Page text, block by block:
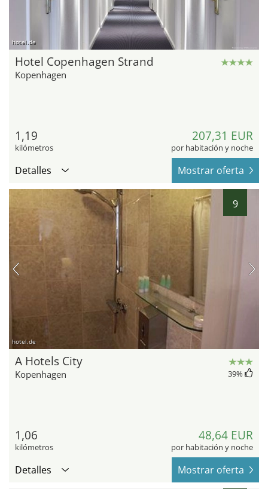
hotel.de
Hotel Copenhagen Strand
Kopenhagen
1,19
kilómetros
207,31 EUR
por habitación y noche
Detalles Mostrar oferta
9
hotel.de
A Hotels City
Kopenhagen 39%
1,06
kilómetros
48,64 EUR
por habitación y noche
Detalles Mostrar oferta